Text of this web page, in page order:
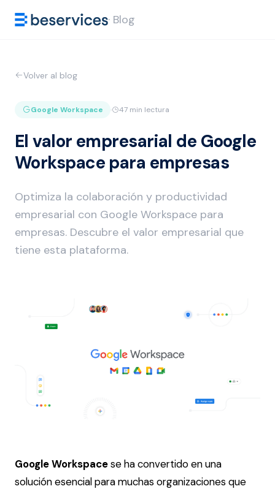
· Blog
Volver al blog
Google Workspace · 47 min lectura
El valor empresarial de Google
Workspace para empresas
Optimiza la colaboración y productividad
empresarial con Google Workspace para
empresas. Descubre el valor empresarial que
tiene esta plataforma.
Google Workspaceseha convertido en una
solución esencial para muchas organizaciones que